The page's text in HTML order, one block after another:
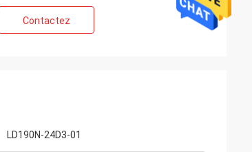
Contactez
LD190N-24D3-01